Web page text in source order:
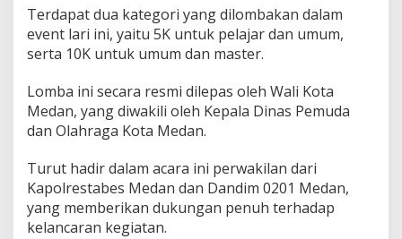
0
0
P
e
e
r
t
a
n
t
u
s
Terdapat dua kategori yang dilombakan dalam
event lari ini, yaitu 5K untuk pelajar dan umum,
serta 10K untuk umum dan master.
Lomba ini secara resmi dilepas oleh Wali Kota
Medan, yang diwakili oleh Kepala Dinas Pemuda
dan Olahraga Kota Medan.
Turut hadir dalam acara ini perwakilan dari
Kapolrestabes Medan dan Dandim 0201 Medan,
yang memberikan dukungan penuh terhadap
kelancaran kegiatan.